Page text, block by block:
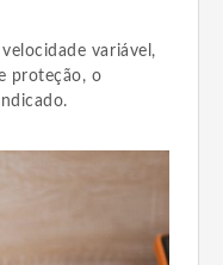
variável,
proteção, o